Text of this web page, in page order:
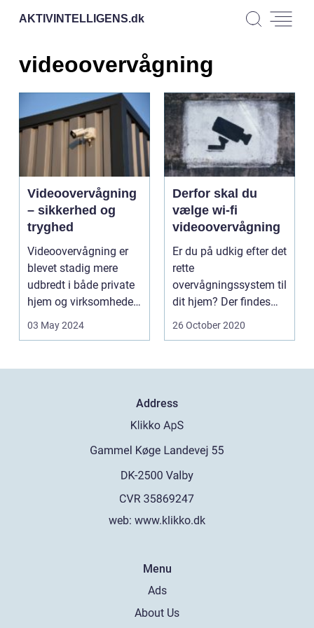
AKTIVINTELLIGENS.dk
videoovervågning
Videoovervågning
– sikkerhed og
tryghed
Videoovervågning er
blevet stadig mere
udbredt i både private
hjem og virksomheder.
Det skyldes delv...
03 May 2024
Derfor skal du
vælge wi-fi
videoovervågning
Er du på udkig efter det
rette
overvågningssystem til
dit hjem? Der findes
meget forskelligt
26 October 2020
Address
web: www.klikko.dk
Menu
Ads
About Us